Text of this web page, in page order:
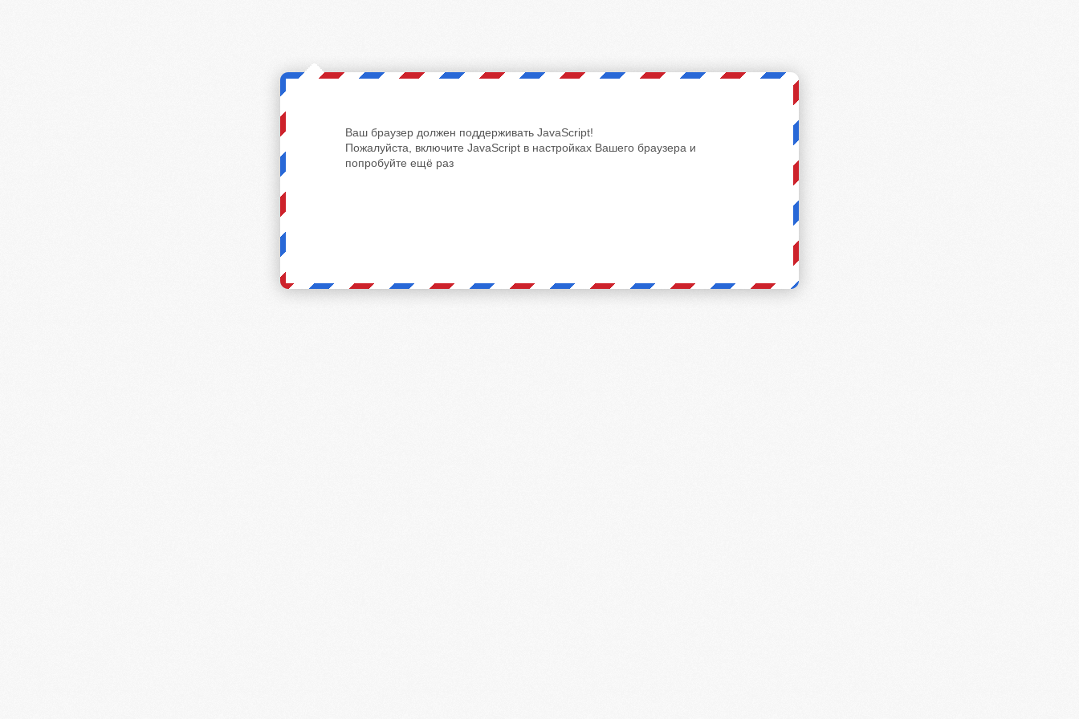
Ваш браузер должен поддерживать JavaScript!
Пожалуйста, включите JavaScript в настройках Вашего браузера и
попробуйте ещё раз